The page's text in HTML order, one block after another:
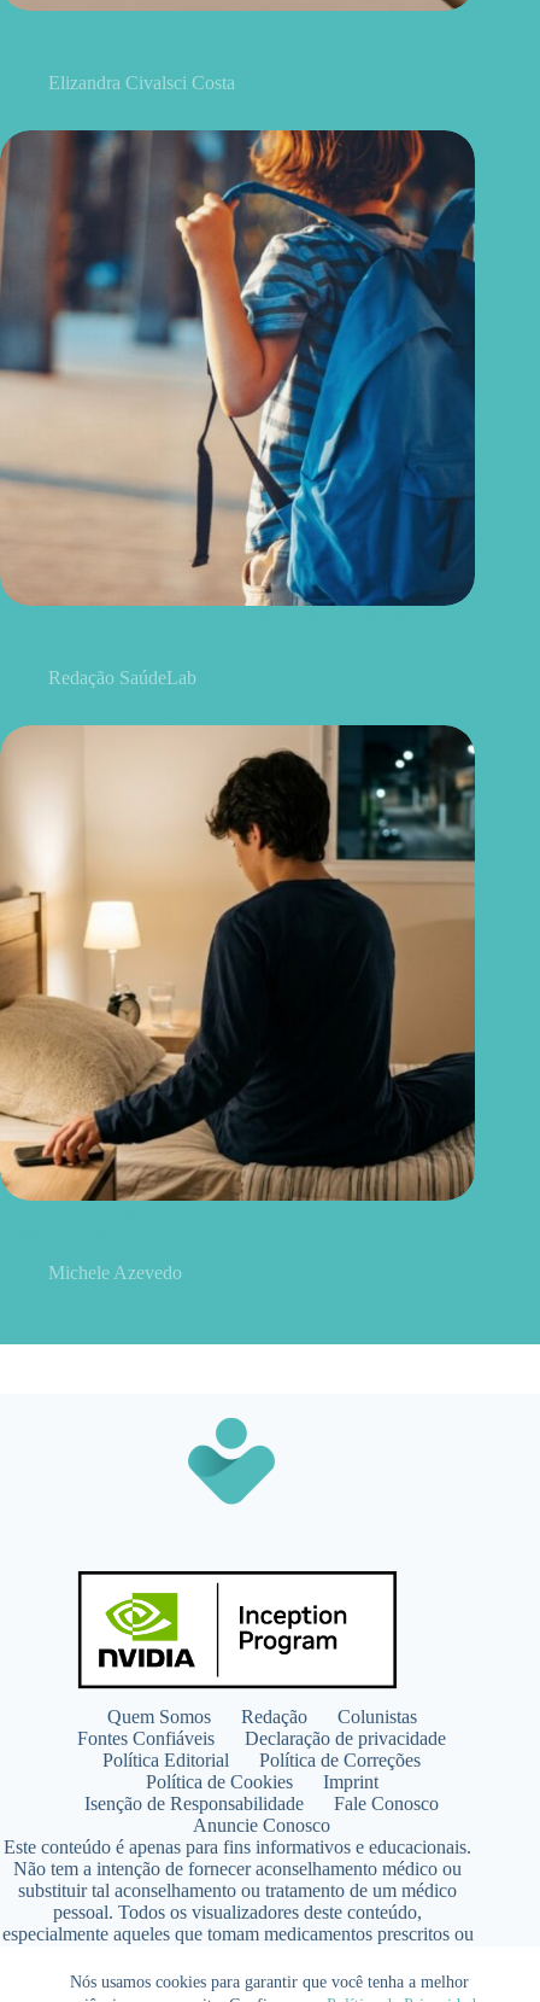
Nós usamos cookies para garantir que você tenha a melhor
Elizandra Civalsci Costa
Redação SaúdeLab
Michele Azevedo
Quem Somos Redação
Colunistas
Fontes Confiáveis
Declaração de privacidade
Política Editorial
Política de Correções
Política de Cookies
Imprint
Isenção de Responsabilidade
Fale Conosco
Anuncie Conosco
Este conteúdo é apenas para fins informativos e educacionais.
Não tem a intenção de fornecer aconselhamento médico ou
substituir tal aconselhamento ou tratamento de um médico
pessoal. Todos os visualizadores deste conteúdo,
especialmente aqueles que tomam medicamentos prescritos ou
qualquer programa de nutrição, suplementação ou estilo de